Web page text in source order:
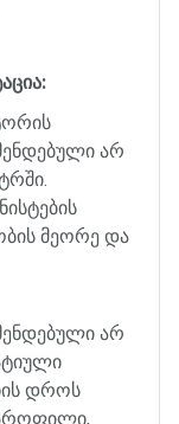
:
არ
.
მეორე და
არ
დროს
,